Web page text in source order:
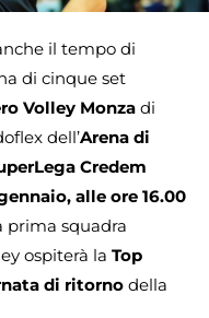
il tempo di
di cinque set
Volley Monza di
dell’Arena di
Credem
alle ore 16.00
prima squadra
ospiterà la Top
di ritorno della